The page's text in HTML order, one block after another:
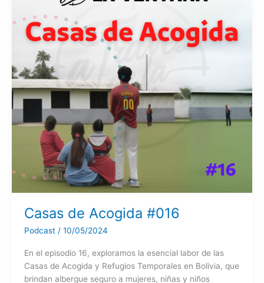
Casas de Acogida #016
Podcast/ 10/05/2024
En el episodio 16, exploramos la esencial labor de las
Casas de Acogida y Refugios Temporales en Bolivia, que
brindan albergue seguro a mujeres, niñas y niños